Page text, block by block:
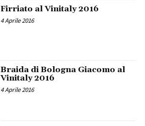
Firriato al Vinitaly 2016
4 Aprile 2016
Braida di Bologna Giacomo al
Vinitaly 2016
4 Aprile 2016